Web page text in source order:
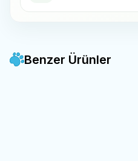
Benzer Ürünler